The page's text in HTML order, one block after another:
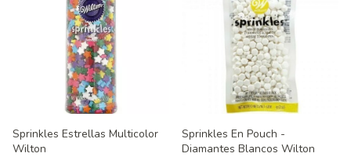
Sprinkles Estrellas Multicolor
Wilton
Sprinkles En Pouch -
Diamantes Blancos Wilton